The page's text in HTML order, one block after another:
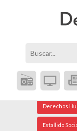
Coronavirus
Derechos
Estallido